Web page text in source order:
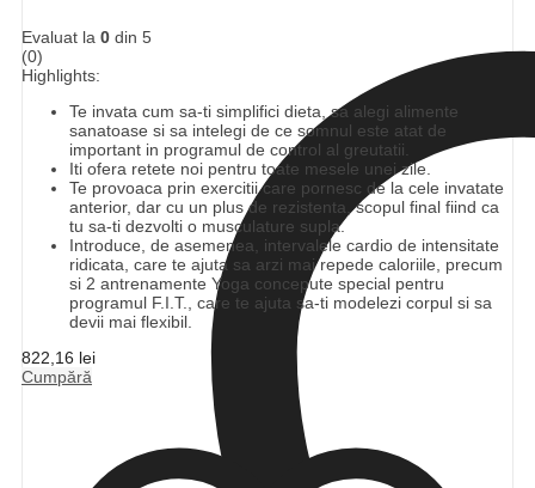
Evaluat la 0 din 5
(0)
Highlights:
Te invata cum sa-ti simplifici dieta, sa alegi alimente
sanatoase si sa intelegi de ce somnul este atat de
important in programul de control al greutatii.
Iti ofera retete noi pentru toate mesele unei zile.
Te provoaca prin exercitii care pornesc de la cele invatate
anterior, dar cu un plus de rezistenta, scopul final fiind ca
tu sa-ti dezvolti o musculature supla.
Introduce, de asemenea, intervalele cardio de intensitate
ridicata, care te ajuta sa arzi mai repede caloriile, precum
si 2 antrenamente Yoga concepute special pentru
programul F.I.T., care te ajuta sa-ti modelezi corpul si sa
devii mai flexibil.
822,16 lei
Cumpără